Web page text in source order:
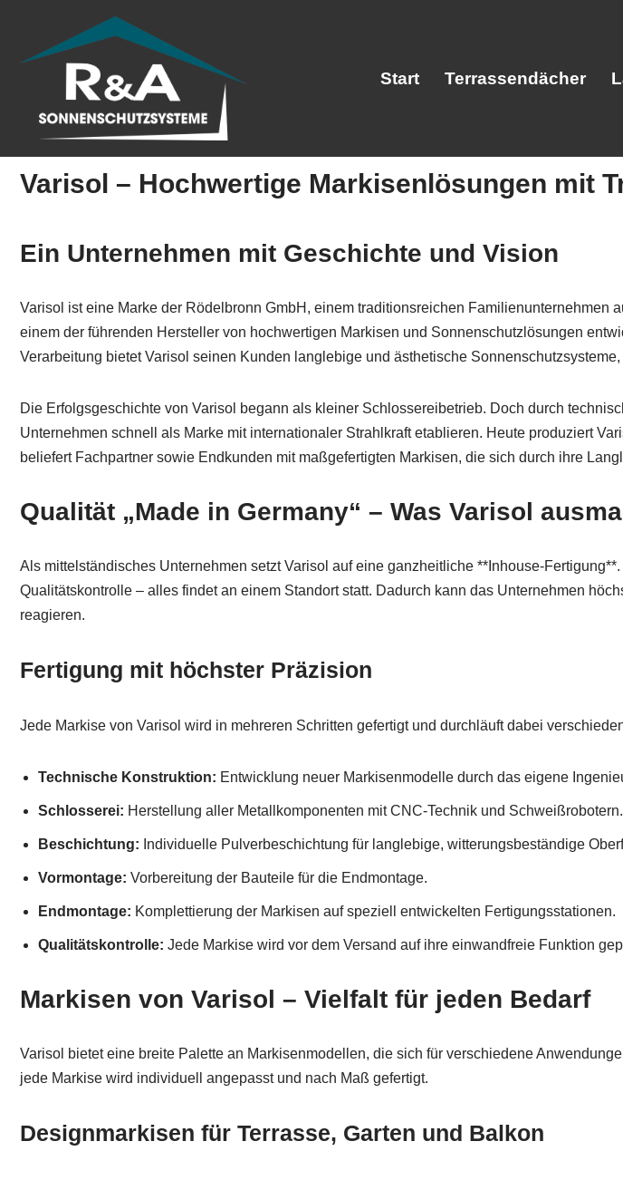
Zum
springen
Start Terrassendächer
Varisol – Hochwertige Markisenlösungen mit
Ein Unternehmen mit Geschichte und Vision
Varisol ist eine Marke der Rödelbronn GmbH, einem traditionsreichen
einem der führenden Hersteller von hochwertigen Markisen und Sonnenschutzlösungen
Verarbeitung bietet Varisol seinen Kunden langlebige und ästhetische
Die Erfolgsgeschichte von Varisol begann als kleiner Schlossereibetrieb. Doch durch
Unternehmen schnell als Marke mit internationaler Strahlkraft etablieren. Heute produziert
beliefert Fachpartner sowie Endkunden mit maßgefertigten Markisen, die sich durch ihre
Qualität „Made in Germany“ – Was Varisol
Als mittelständisches Unternehmen setzt Varisol auf eine ganzheitliche **Inhouse-
Qualitätskontrolle – alles findet an einem Standort statt. Dadurch kann das Unternehmen
reagieren.
Fertigung mit höchster Präzision
Jede Markise von Varisol wird in mehreren Schritten gefertigt und durchläuft dabei
Technische Konstruktion: Entwicklung neuer Markisenmodelle durch das eigene
Schlosserei: Herstellung aller Metallkomponenten mit CNC-Technik und Schweißrobotern.
Beschichtung: Individuelle Pulverbeschichtung für langlebige, witterungsbeständige
Vormontage: Vorbereitung der Bauteile für die Endmontage.
Endmontage: Komplettierung der Markisen auf speziell entwickelten Fertigungsstationen.
Qualitätskontrolle: Jede Markise wird vor dem Versand auf ihre einwandfreie Funktion
Markisen von Varisol – Vielfalt für jeden Bedarf
Varisol bietet eine breite Palette an Markisenmodellen, die sich für verschiedene
jede Markise wird individuell angepasst und nach Maß gefertigt.
Designmarkisen für Terrasse, Garten und Balkon